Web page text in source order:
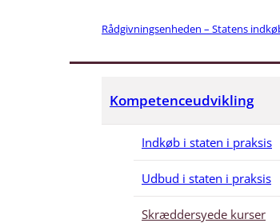
Rådgivningsenheden – Statens
Kompetenceudvikling
Indkøb i staten i praksis
Udbud i staten i praksis
Skræddersyede kurser